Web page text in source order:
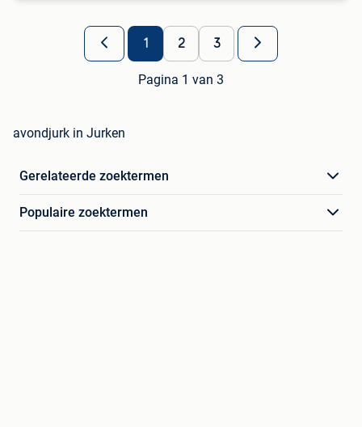
1 2 3
Pagina 1 van 3
avondjurk in Jurken
Gerelateerde zoektermen
Populaire zoektermen